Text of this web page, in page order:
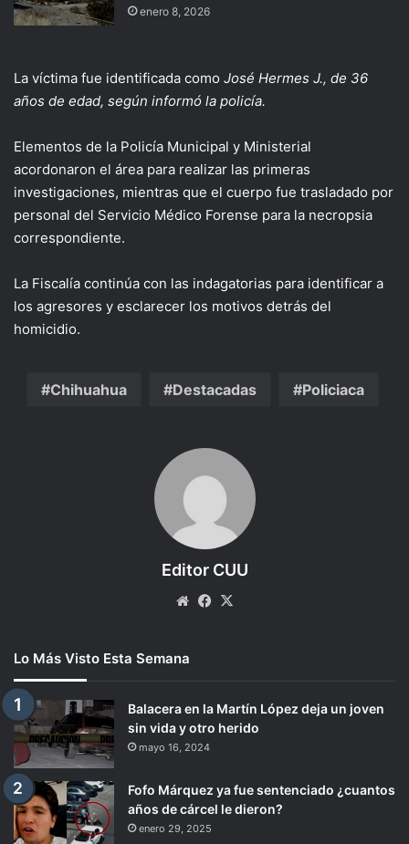
enero 8, 2026
La víctima fue identificada como José Hermes J., de 36
años de edad, según informó la policía.
Elementos de la Policía Municipal y Ministerial
acordonaron el área para realizar las primeras
investigaciones, mientras que el cuerpo fue trasladado por
personal del Servicio Médico Forense para la necropsia
correspondiente.
La Fiscalía continúa con las indagatorias para identificar a
los agresores y esclarecer los motivos detrás del
homicidio.
Chihuahua Destacadas Policiaca
Editor CUU
WebsiteFacebook
Lo Más Visto Esta Semana
Balacera en la Martín López deja un joven
sin vida y otro herido
mayo 16, 2024
Fofo Márquez ya fue sentenciado ¿cuantos
años de cárcel le dieron?
enero 29, 2025